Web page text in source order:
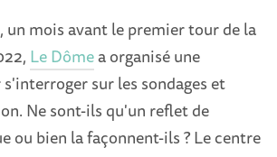
un mois avant le premier tour de la
Le Dômea organisé une
sur les sondages et
Ne sont-ils qu'un reflet de
ou bien la façonnent-ils ? Le centre